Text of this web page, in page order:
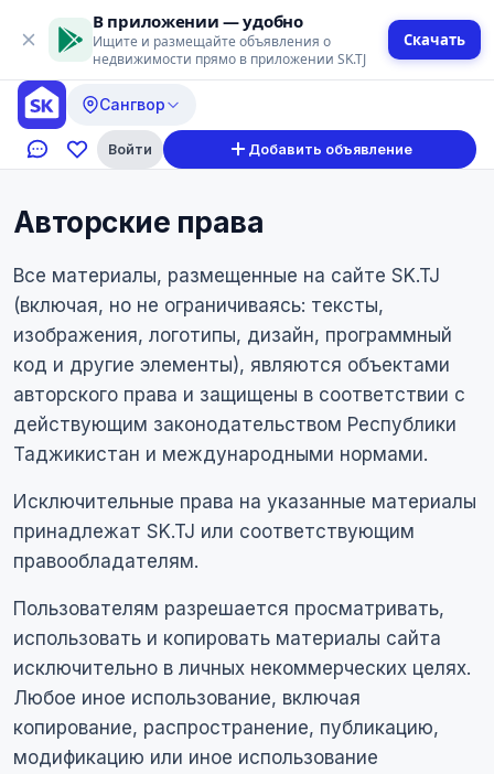
В приложении — удобно
Ищите и размещайте объявления о
недвижимости прямо в приложении SK.TJ
Скачать
Сангвор
Войти Добавить объявление
Авторские права
Все материалы, размещенные на сайте SK.TJ
(включая, но не ограничиваясь: тексты,
изображения, логотипы, дизайн, программный
код и другие элементы), являются объектами
авторского права и защищены в соответствии с
действующим законодательством Республики
Таджикистан и международными нормами.
Исключительные права на указанные материалы
принадлежат SK.TJ или соответствующим
правообладателям.
Пользователям разрешается просматривать,
использовать и копировать материалы сайта
исключительно в личных некоммерческих целях.
Любое иное использование, включая
копирование, распространение, публикацию,
модификацию или иное использование